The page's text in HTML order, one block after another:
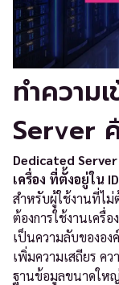
ทำความ
Server
Dedicated
เครื่อง ที่ตั้งอยู่ใน
สำหรับผู้ใช้งานที่ไม่
ต้องการใช้งานเครื่
เป็นความลับขององ
เพิ่มความเสถียร ค
ฐานข้อมูลขนาดให